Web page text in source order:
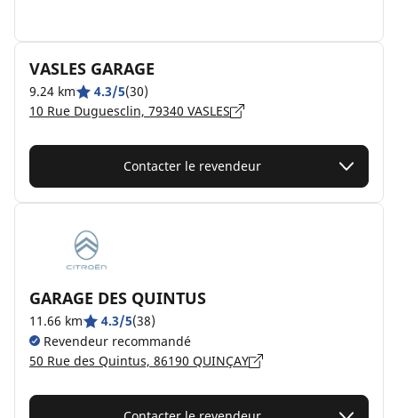
VASLES GARAGE
9.24 km 4.3/5(30)
10 Rue Duguesclin, 79340 VASLES
Contacter le revendeur
GARAGE DES QUINTUS
11.66 km 4.3/5(38)
Revendeur recommandé
50 Rue des Quintus, 86190 QUINÇAY